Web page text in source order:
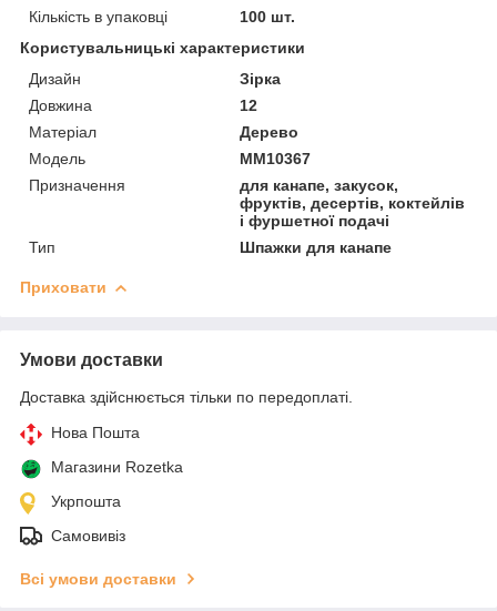
Кількість в упаковці
100 шт.
Користувальницькі характеристики
Дизайн
Зірка
Довжина
12
Матеріал
Дерево
Мoдель
ММ10367
Призначення
для канапе, закусок,
фруктів, десертів, коктейлів
і фуршетної подачі
Тип
Шпажки для канапе
Приховати
Умови доставки
Доставка здійснюється тільки по передоплаті.
Нова Пошта
Магазини Rozetka
Укрпошта
Самовивіз
Всі умови доставки